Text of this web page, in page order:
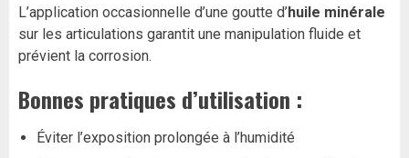
L’application occasionnelle d’une goutte d’huile minérale
sur les articulations garantit une manipulation fluide et
prévient la corrosion.
Bonnes pratiques d’utilisation :
Éviter l’exposition prolongée à l’humidité